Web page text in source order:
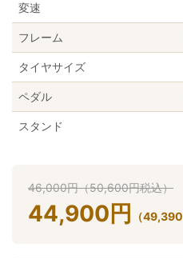
変速
フレーム
タイヤサイズ
ペダル
スタンド
46,000円（50,600円税込）
44,900 円 （49,390